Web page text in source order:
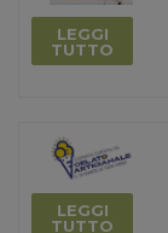
LEGGI
TUTTO
LEGGI
TUTTO